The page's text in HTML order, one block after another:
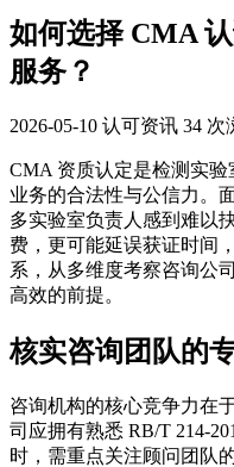
如何选择 CMA
服务？
2026-05-10 认可资讯 34 次
CMA 资质认定是检测实
业务的合法性与公信力。
多实验室负责人感到难以
费，更可能延误获证时间
系，从多维度考察咨询公
高效的前提。
核实咨询团队的
咨询机构的核心竞争力在
司应拥有熟悉 RB/T 214-
时，需重点关注顾问团队